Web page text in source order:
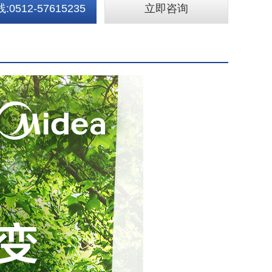
:0512-57615235 立即咨询